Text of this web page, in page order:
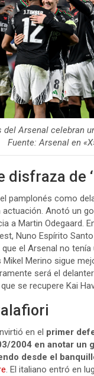
del Arsenal celebran
Fuente: Arsenal en
disfraza de
pamplonés como
Anotó un gol
a Martin Odegaard.
Nuno Espírito
que el Arsenal no tenía
Mikel Merino sigue
será el
que se recupere Kai
en el primer
2004 en anotar un
desde el
. El italiano entró en